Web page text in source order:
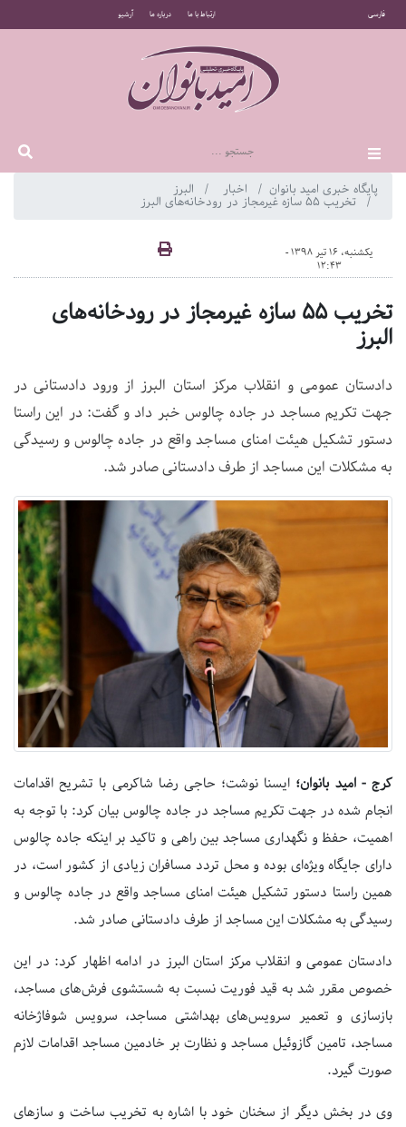
فارسی ارتباط با ما درباره ما آرشیو
پایگاه خبری امید بانوان اخبار البرز
تخریب 55 سازه غیرمجاز در رودخانه‌های البرز
یکشنبه، 16 تیر 1398 -
12:43
تخریب 55 سازه غیرمجاز در رودخانه‌های
البرز
دادستان عمومی و انقلاب مرکز استان البرز از ورود دادستانی در
جهت تکریم مساجد در جاد‌ه چالوس خبر داد و گفت: در این راستا
دستور تشکیل هیئت امنای مساجد واقع در جاده چالوس و رسیدگی
به مشکلات این مساجد از طرف دادستانی صادر شد.
کرج - امید بانوان؛ ایسنا نوشت؛ حاجی رضا شاکرمی با تشریح اقدامات
انجام شده در جهت تکریم مساجد در جاد‌ه چالوس بیان کرد: با توجه به
اهمیت، حفظ و نگهداری مساجد بین راهی و تاکید بر اینکه جاده چالوس
دارای جایگاه ویژه‌ای بوده و محل تردد مسافران زیادی از کشور است، در
همین راستا دستور تشکیل هیئت امنای مساجد واقع در جاده چالوس و
رسیدگی به مشکلات این مساجد از طرف دادستانی صادر شد.
دادستان عمومی و انقلاب مرکز استان البرز در ادامه اظهار کرد: در این
خصوص مقرر شد به قید فوریت نسبت به شستشوی فرش‌های مساجد،
بازسازی و تعمیر سرویس‌های بهداشتی مساجد، سرویس شوفاژخانه
مساجد، تامین گازوئیل مساجد و نظارت بر خادمین مساجد اقدامات لازم
صورت گیرد.
وی در بخش دیگر از سخنان خود با اشاره به تخریب ساخت و ساز‌های